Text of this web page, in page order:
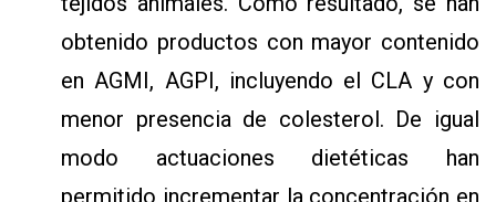
obtenido productos con mayor contenido
en AGMI, AGPI, incluyendo el CLA y con
menor presencia de colesterol. De igual
modo actuaciones dietéticas han